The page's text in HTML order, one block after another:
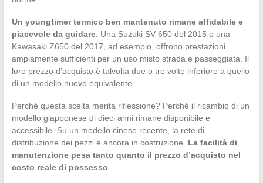
Un youngtimer termico ben mantenuto rimane affidabile e
piacevole da guidare. Una Suzuki SV 650 del 2015 o una
Kawasaki Z650 del 2017, ad esempio, offrono prestazioni
ampiamente sufficienti per un uso misto strada e passeggiata. Il
loro prezzo d’acquisto è talvolta due o tre volte inferiore a quello
di un modello nuovo equivalente.
Perché questa scelta merita riflessione? Perché il ricambio di un
modello giapponese di dieci anni rimane disponibile e
accessibile. Su un modello cinese recente, la rete di
distribuzione dei pezzi è ancora in costruzione. La facilità di
manutenzione pesa tanto quanto il prezzo d’acquisto nel
costo reale di possesso